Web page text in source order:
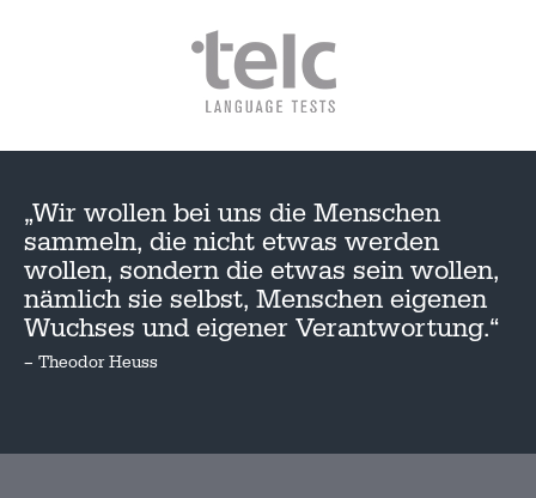
„Wir wollen bei uns die Menschen
sammeln, die nicht etwas werden
wollen, sondern die etwas sein wollen,
nämlich sie selbst, Menschen eigenen
Wuchses und eigener Verantwortung.“
– Theodor Heuss